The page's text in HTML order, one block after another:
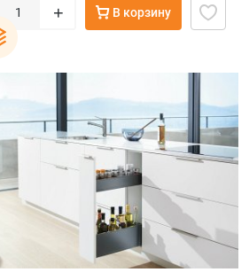
+ В корзину